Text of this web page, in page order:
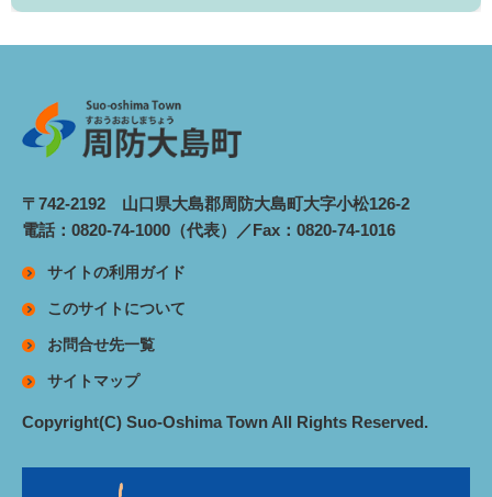
〒742-2192 山口県大島郡周防大島町大字小松126-2
電話：0820-74-1000（代表）／Fax：0820-74-1016
サイトの利用ガイド
このサイトについて
お問合せ先一覧
サイトマップ
Copyright(C) Suo-Oshima Town All Rights Reserved.